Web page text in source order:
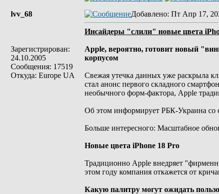
lvv_68
Зарегистрирован:
24.10.2005
Сообщения: 17519
Откуда: Europe UA
Добавлено: Пт Апр 17,
Инсайдеры "слили" новые цвета
Apple, вероятно, готовит новый
корпусом
Свежая утечка данных уже раскрыла
стал анонс первого складного
необычного форм-фактора, Apple
Об этом информирует РБК-Украина со
Больше интересного: Масштабное
Новые цвета iPhone 18 Pro
Традиционно Apple внедряет
этом году компания откажется от
Какую палитру могут ожидать